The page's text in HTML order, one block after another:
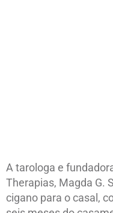
A tarologa e
Therapias, Magda G.
cigano para o casal,